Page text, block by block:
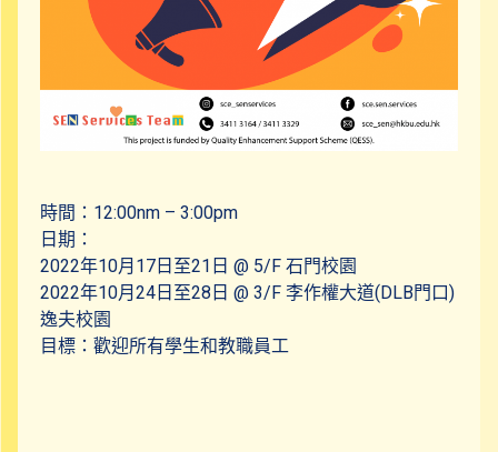
時間：12:00nm – 3:00pm
日期：
2022年10月17日至21日 @ 5/F 石門校園
2022年10月24日至28日 @ 3/F 李作權大道(DLB門口)
逸夫校園
目標：歡迎所有學生和教職員工